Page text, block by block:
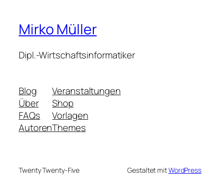
Mirko Müller
Dipl.-Wirtschaftsinformatiker
Blog
Über
FAQs
Autoren
Veranstaltungen
Shop
Vorlagen
Themes
Twenty Twenty-Five Gestaltet mitWordPress